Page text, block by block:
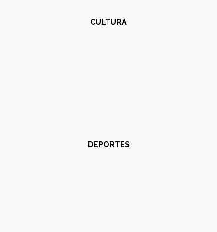
CULTURA
DEPORTES